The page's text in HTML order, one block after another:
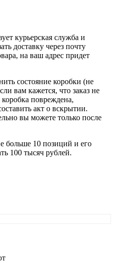
курьерская служба и
доставку через почту
на ваш адрес придет
состояние коробки (не
вам кажется, что заказ не
коробка повреждена,
акт о вскрытии.
вы можете только после
больше 10 позиций и его
100 тысяч рублей.